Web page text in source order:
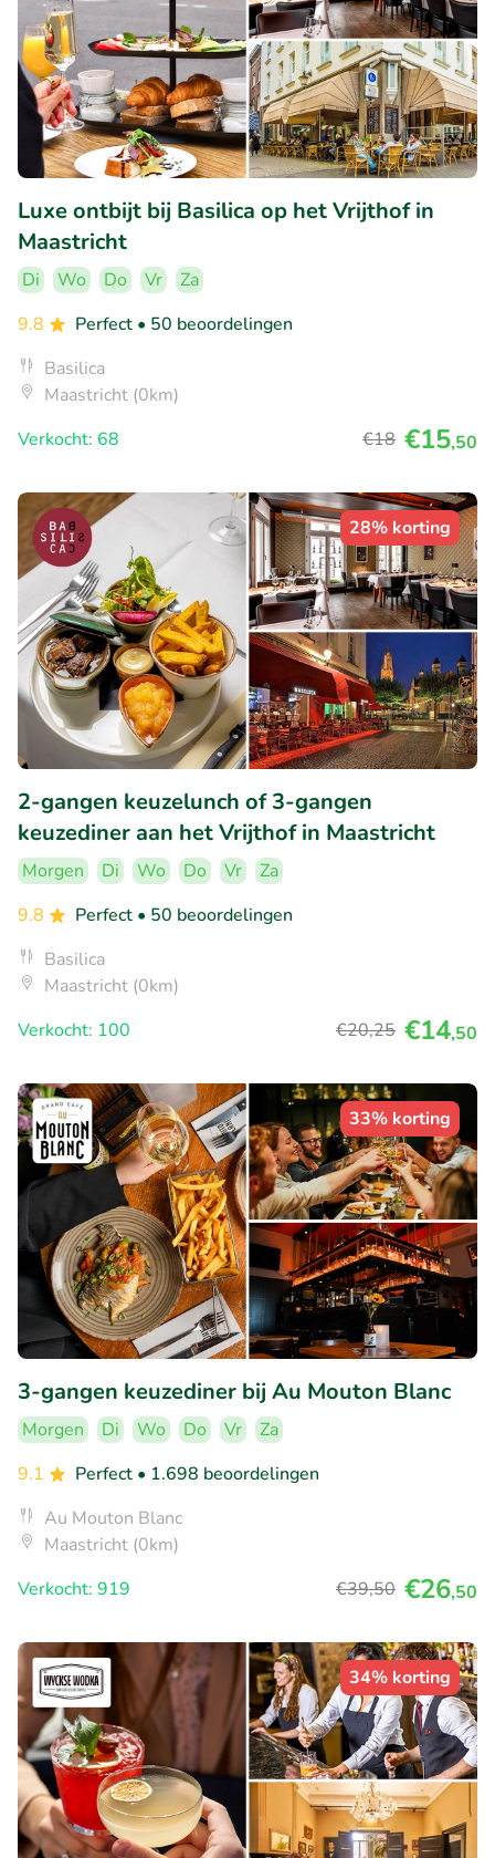
Luxe ontbijt bij Basilica op het Vrijthof in
Maastricht
Di Wo Do Vr
Za
9.8
Perfect • 50 beoordelingen
Basilica
Maastricht (0km)
Verkocht: 68
€18 €15,50
28% korting
2-gangen keuzelunch of 3-gangen
keuzediner aan het Vrijthof in Maastricht
Morgen Di Wo Do Vr
Za
9.8
Perfect • 50 beoordelingen
Basilica
Maastricht (0km)
Verkocht: 100
€20,25 €14,50
33% korting
3-gangen keuzediner bij Au Mouton Blanc
Morgen Di Wo Do Vr
Za
9.1
Perfect • 1.698 beoordelingen
Au Mouton Blanc
Maastricht (0km)
Verkocht: 919
€39,50 €26,50
34% korting